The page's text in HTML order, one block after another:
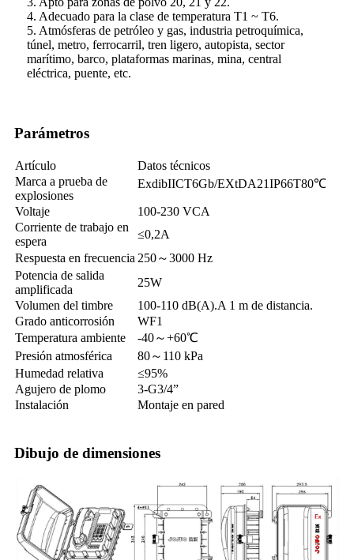
4. Adecuado para la clase de temperatura T1 ~ T6.
5. Atmósferas de petróleo y gas, industria petroquímica,
túnel, metro, ferrocarril, tren ligero, autopista, sector
marítimo, barco, plataformas marinas, mina, central
eléctrica, puente, etc.
Parámetros
Artículo
Datos técnicos
Marca a prueba de
explosiones
ExdibIICT6Gb/EXtDA21IP66T80℃
Voltaje
100-230 VCA
Corriente de trabajo en
espera
≤0,2A
Respuesta en frecuencia 250～3000 Hz
Potencia de salida
amplificada
25W
Volumen del timbre
100-110 dB(A).A 1 m de distancia.
Grado anticorrosión
WF1
Temperatura ambiente
-40～+60℃
Presión atmosférica
80～110 kPa
Humedad relativa
≤95%
Agujero de plomo
3-G3/4”
Instalación
Montaje en pared
Dibujo de dimensiones